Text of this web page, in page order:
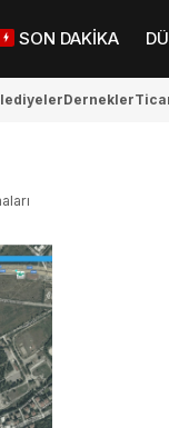
SON DAKİKA
Dernekler